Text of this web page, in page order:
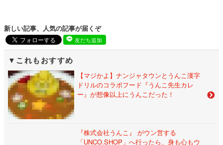
新しい記事、人気の記事が届くぞ
友だち追加
これもおすすめ
【マジかよ】ナンジャタウンとうんこ漢字
ドリルのコラボフード『うんこ先生カレ
ー』が想像以上にうんこだった！
『株式会社うんこ』 がウン営する
「UNCO.SHOP」へ行ったら、身も心もウ